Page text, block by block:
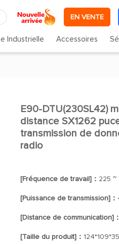
EN VENTE
Industrielle Accessoires
E90-DTU(230SL42)
distance SX1262
transmission de
radio
[Fréquence de travail]： 225 ~
[Puissance de transmission]：
[Distance de communication]：
[Taille du produit]：